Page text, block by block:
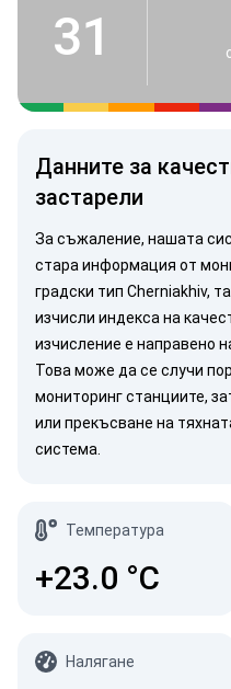
31
Данните за
застарели
За съжаление, нашата
стара информация от
градски тип Cherniakhiv,
изчисли индекса на
изчисление е направено
Това може да се случи
мониторинг станциите,
или прекъсване на
система.
Температура
+23.0 °C
Налягане